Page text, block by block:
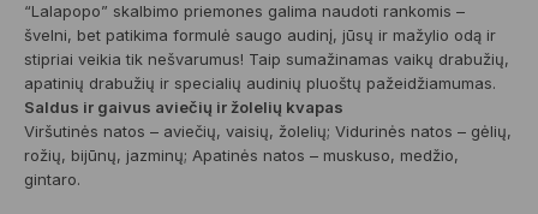
“Lalapopo” skalbimo priemones galima naudoti rankomis –
švelni, bet patikima formulė saugo audinį, jūsų ir mažylio odą ir
stipriai veikia tik nešvarumus! Taip sumažinamas vaikų drabužių,
apatinių drabužių ir specialių audinių pluoštų pažeidžiamumas.
Saldus ir gaivus aviečių ir žolelių kvapas
Viršutinės natos – aviečių, vaisių, žolelių; Vidurinės natos – gėlių,
rožių, bijūnų, jazminų; Apatinės natos – muskuso, medžio,
gintaro.